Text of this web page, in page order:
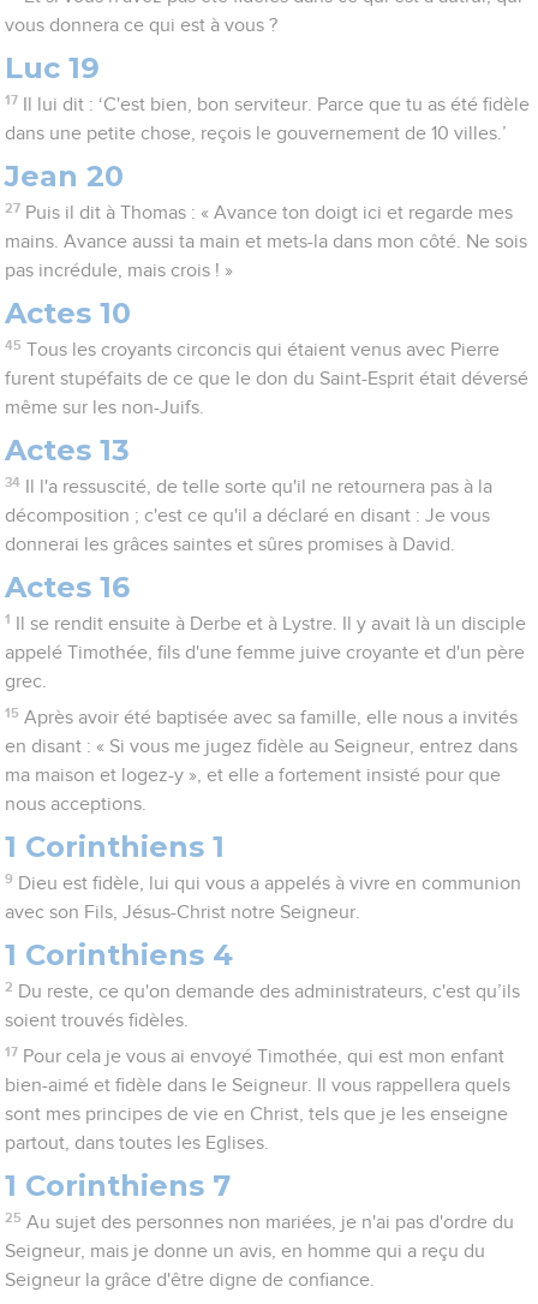
vous donnera ce qui est à vous ?
Luc 19
17
Il lui dit : ‘C'est bien, bon serviteur. Parce que tu as été fidèle
dans une petite chose, reçois le gouvernement de 10 villes.’
Jean 20
27 Puis il dit à Thomas : « Avance ton doigt ici et regarde mes
mains. Avance aussi ta main et mets-la dans mon côté. Ne sois
pas incrédule, mais crois ! »
Actes 10
45 Tous les croyants circoncis qui étaient venus avec Pierre
furent stupéfaits de ce que le don du Saint-Esprit était déversé
même sur les non-Juifs.
Actes 13
34
Il l'a ressuscité, de telle sorte qu'il ne retournera pas à la
décomposition ; c'est ce qu'il a déclaré en disant : Je vous
donnerai les grâces saintes et sûres promises à David.
Actes 16
1
Il se rendit ensuite à Derbe et à Lystre. Il y avait là un disciple
appelé Timothée, fils d'une femme juive croyante et d'un père
grec.
15 Après avoir été baptisée avec sa famille, elle nous a invités
en disant : « Si vous me jugez fidèle au Seigneur, entrez dans
ma maison et logez-y », et elle a fortement insisté pour que
nous acceptions.
1 Corinthiens 1
9 Dieu est fidèle, lui qui vous a appelés à vivre en communion
avec son Fils, Jésus-Christ notre Seigneur.
1 Corinthiens 4
2 Du reste, ce qu'on demande des administrateurs, c'est qu’ils
soient trouvés fidèles.
17 Pour cela je vous ai envoyé Timothée, qui est mon enfant
bien-aimé et fidèle dans le Seigneur. Il vous rappellera quels
sont mes principes de vie en Christ, tels que je les enseigne
partout, dans toutes les Eglises.
1 Corinthiens 7
25 Au sujet des personnes non mariées, je n'ai pas d'ordre du
Seigneur, mais je donne un avis, en homme qui a reçu du
Seigneur la grâce d'être digne de confiance.